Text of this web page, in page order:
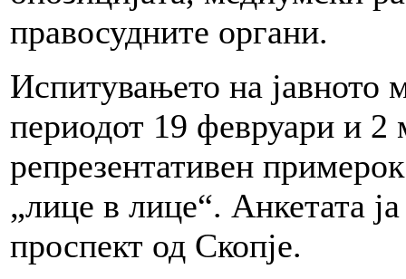
правосудните органи.
Испитувањето на јавното
периодот 19 февруари и 2
репрезентативен
„лице в лице“. Анкетата
проспект од Скопје.